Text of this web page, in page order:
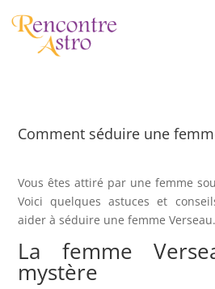
Comment séduire une
Vous êtes attiré par une femme
Voici quelques astuces et
aider à séduire une femme Verseau.
La femme
mystère